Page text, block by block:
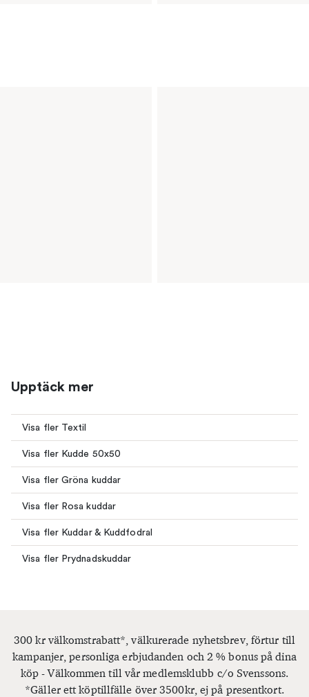
Upptäck mer
Visa fler Textil
Visa fler Kudde 50x50
Visa fler Gröna kuddar
Visa fler Rosa kuddar
Visa fler Kuddar & Kuddfodral
Visa fler Prydnadskuddar
300 kr välkomstrabatt*, välkurerade nyhetsbrev, förtur till
kampanjer, personliga erbjudanden och 2 % bonus på dina
köp - Välkommen till vår medlemsklubb c/o Svenssons.
*Gäller ett köptillfälle över 3500kr, ej på presentkort.